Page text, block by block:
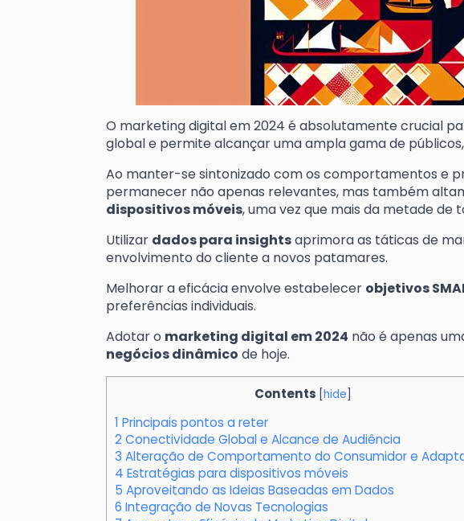
O marketing digital em 2024 é absolutamente crucial
global e permite alcançar uma ampla gama de
Ao manter-se sintonizado com os comportamentos e
permanecer não apenas relevantes, mas também
dispositivos móveis, uma vez que mais da metade de
Utilizar dados para insightsaprimora as táticas de
envolvimento do cliente a novos patamares.
Melhorar a eficácia envolve estabelecer objetivos
preferências individuais.
Adotar o marketing digital em 2024 não é apenas
negócios dinâmico de hoje.
Contents [hide]
1 Principais pontos a reter
2 Conectividade Global e Alcance de Audiência
3 Alteração de Comportamento do Consumidor e
4 Estratégias para dispositivos móveis
5 Aproveitando as Ideias Baseadas em Dados
6 Integração de Novas Tecnologias